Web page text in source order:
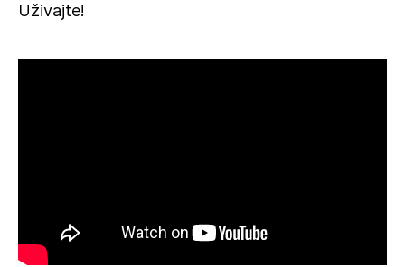
Uživajte!